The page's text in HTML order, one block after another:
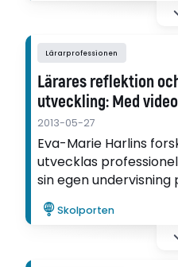
samverkan mellan
Lärarprofessionen
Lärares reflektion
utveckling: Med
2013-05-27
Eva-Marie Harlins
utvecklas
sin egen undervisning
Skolporten